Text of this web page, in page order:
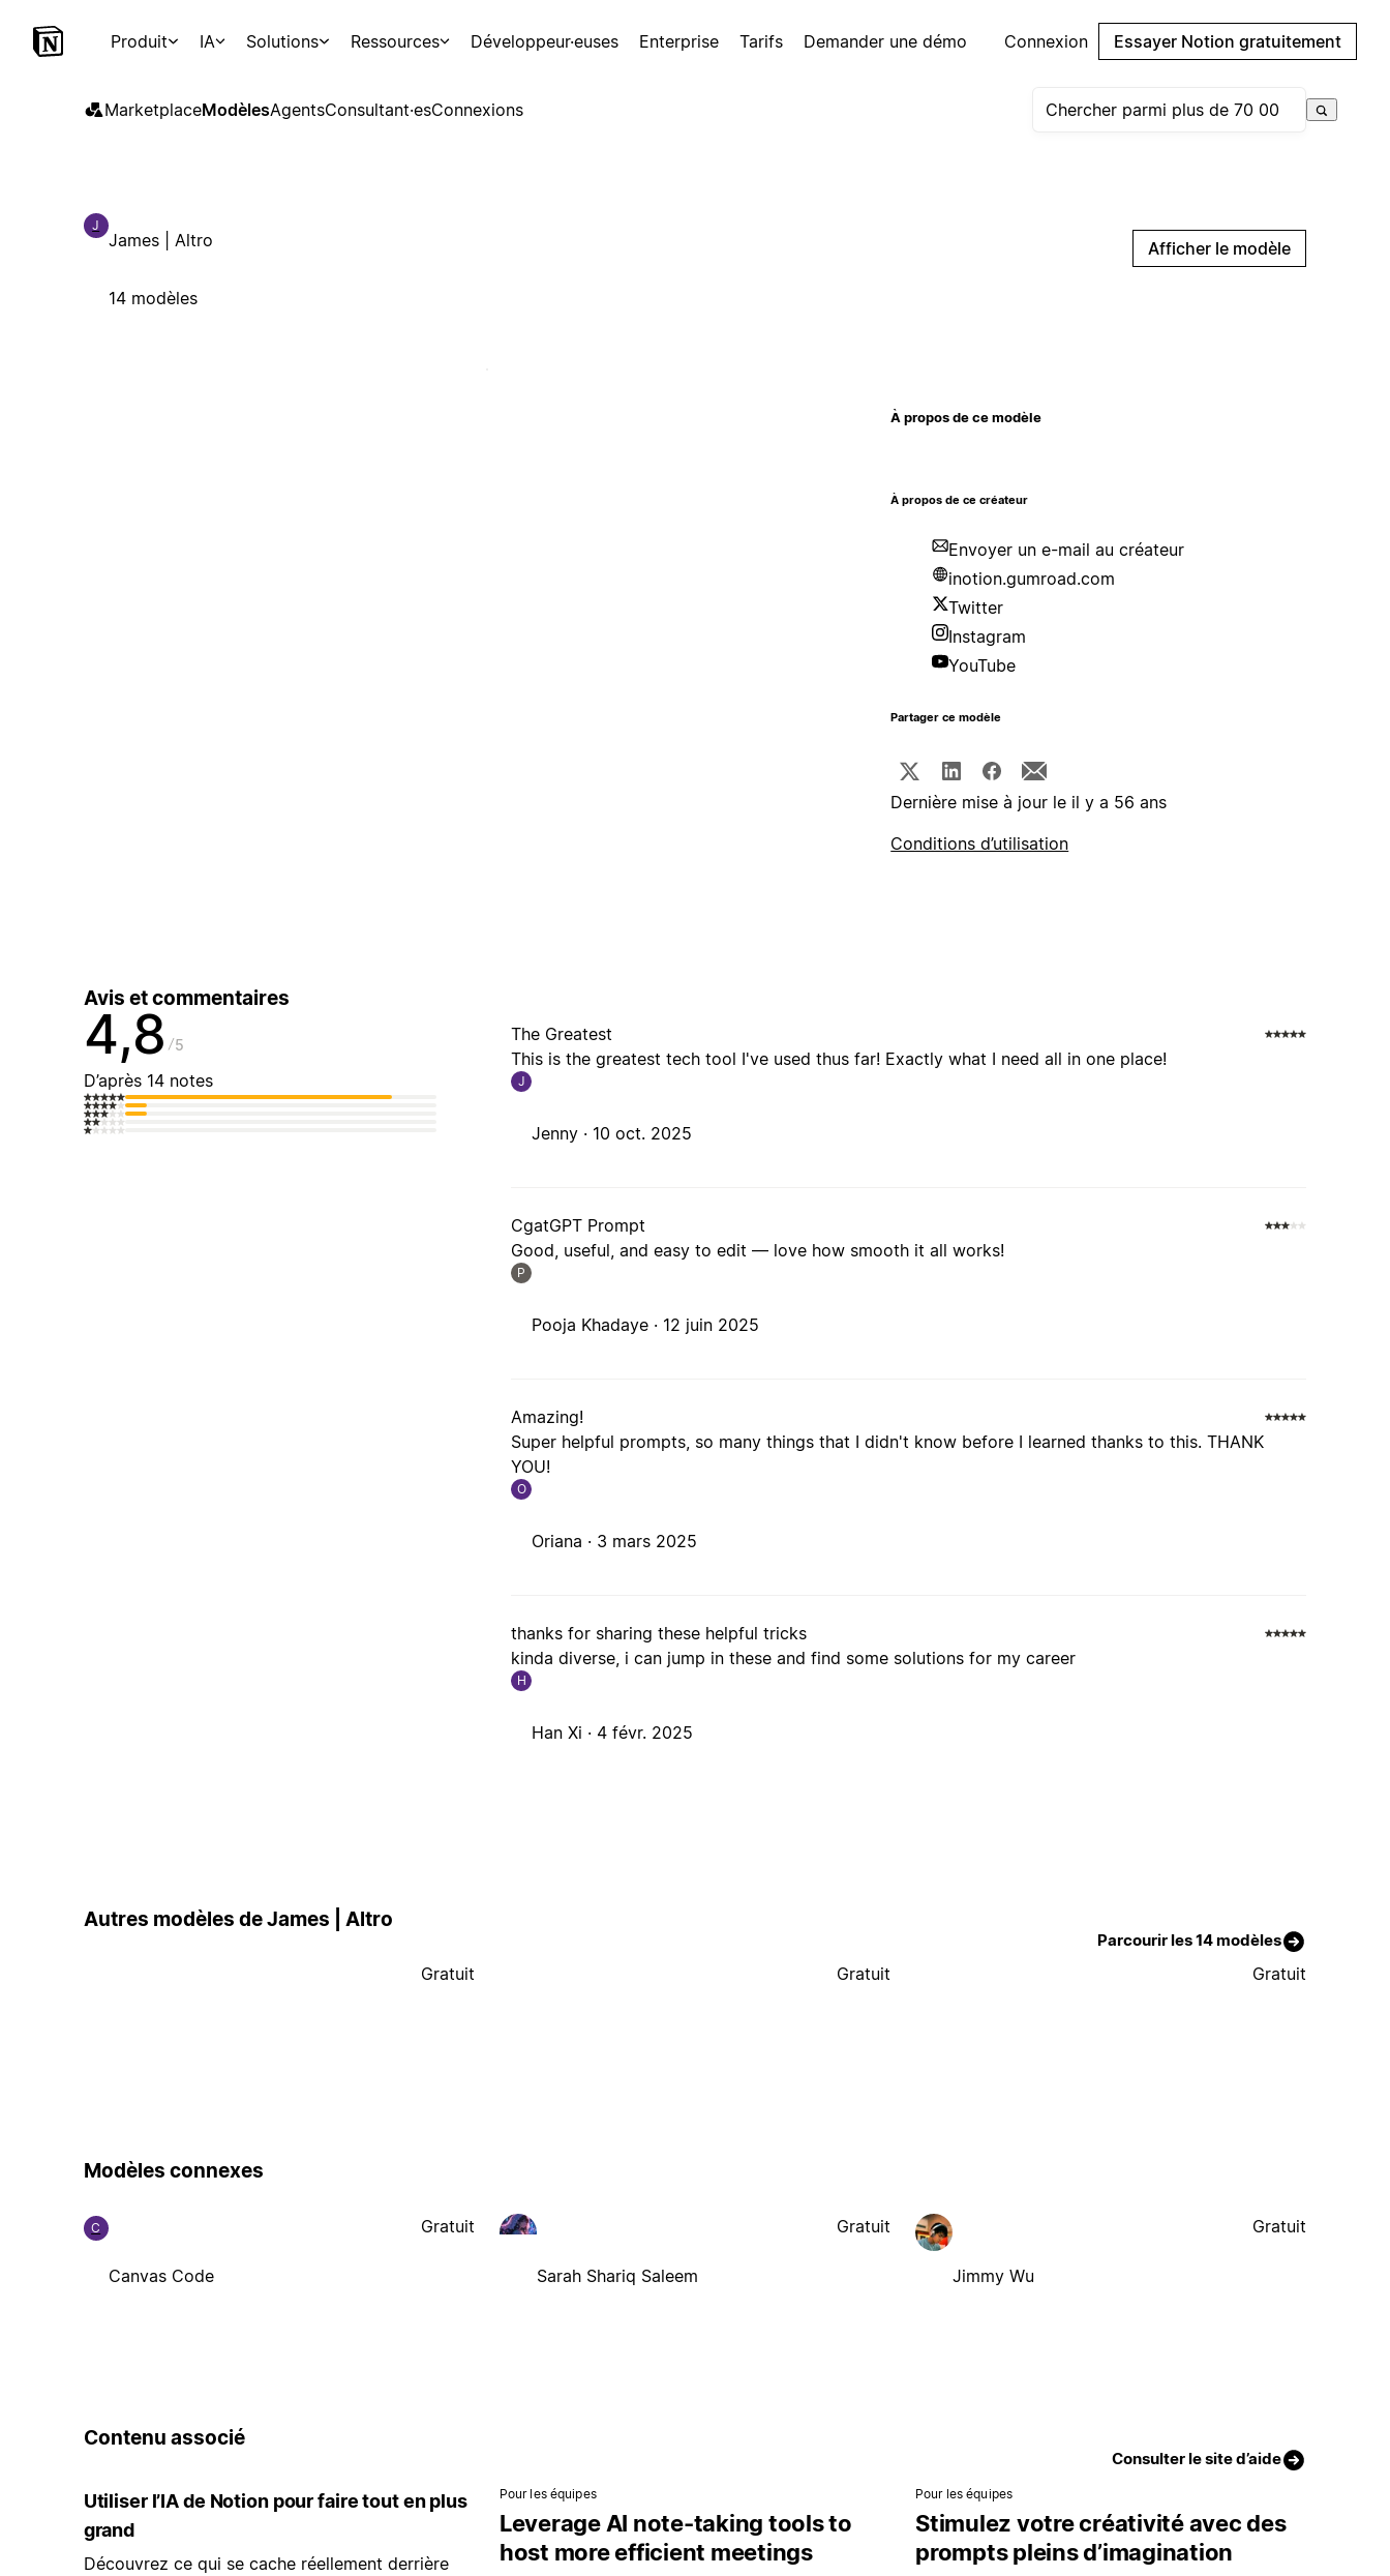
Produit IA Solutions Ressources Développeur·euses Enterprise Tarifs Demander une démo Connexion Essayer Notion gratuitement
MarketplaceModèlesAgentsConsultant·esConnexions
J
James | Altro
14 modèles
Afficher le modèle
À propos de ce modèle
À propos de ce créateur
Envoyer un e-mail au créateur
inotion.gumroad.com
Twitter
Instagram
YouTube
Partager ce modèle
Dernière mise à jour le il y a 56 ans
Conditions d’utilisation
Avis et commentaires
4,8 5
D’après 14 notes
The Greatest
This is the greatest tech tool I've used thus far! Exactly what I need all in one place!
J
Jenny · 10 oct. 2025
CgatGPT Prompt
Good, useful, and easy to edit — love how smooth it all works!
P
Pooja Khadaye · 12 juin 2025
Amazing!
Super helpful prompts, so many things that I didn't know before I learned thanks to this. THANK
YOU!
O
Oriana · 3 mars 2025
thanks for sharing these helpful tricks
kinda diverse, i can jump in these and find some solutions for my career
H
Han Xi · 4 févr. 2025
Autres modèles de James | Altro
Parcourir les 14 modèles
Gratuit Gratuit Gratuit
Modèles connexes
C
Canvas Code
Gratuit
Sarah Shariq Saleem
Gratuit
Jimmy Wu
Gratuit
Contenu associé
Consulter le site d’aide
Utiliser l’IA de Notion pour faire tout en plus
grand
Découvrez ce qui se cache réellement derrière
Pour les équipes
Leverage AI note-taking tools to
host more efficient meetings
Pour les équipes
Stimulez votre créativité avec des
prompts pleins d’imagination